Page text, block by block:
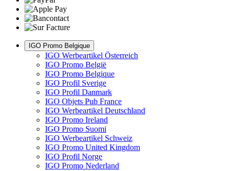
IGO Promo Belgique
IGO Werbeartikel Österreich
IGO Promo België
IGO Promo Belgique
IGO Profil Sverige
IGO Profil Danmark
IGO Objets Pub France
IGO Werbeartikel Deutschland
IGO Promo Ireland
IGO Promo Suomi
IGO Werbeartikel Schweiz
IGO Promo United Kingdom
IGO Profil Norge
IGO Promo Nederland